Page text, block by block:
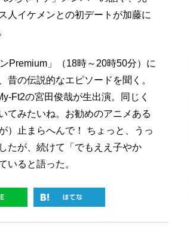
人イケメンとの初デートが加藤に
Premium」（18時～20時50分）に
の伝説的なエピソードを聞く。
Ft2の宮田俊哉が生出演。同じく
てみたいね。お勧めのアニメある
）止まらへんで！ ちょっと、うっ
たが、続けて「でもええ子やか
いると語った。